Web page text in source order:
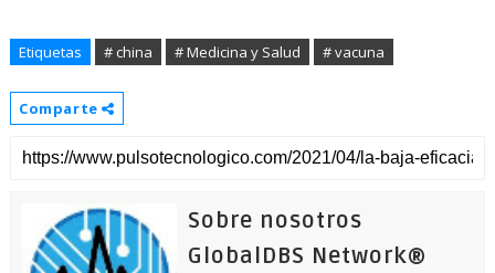
Etiquetas # china # Medicina y Salud # vacuna
Comparte
Sobre nosotros
GlobalDBS Network®